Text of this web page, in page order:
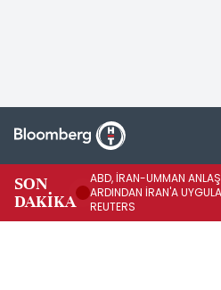
SON
DAKİKA
ABD, İRAN-UMMAN
ARDINDAN İRAN'A
REUTERS